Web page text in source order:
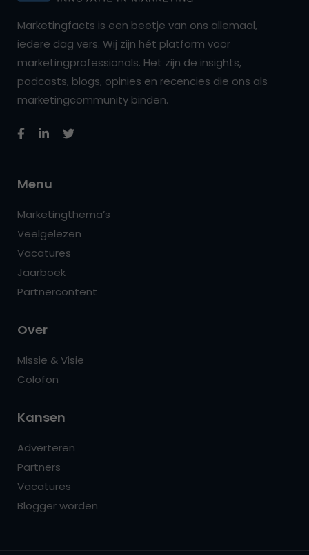
Marketingfacts is een beetje van ons allemaal,
iedere dag vers. Wij zijn hét platform voor
marketingprofessionals. Het zijn de insights,
podcasts, blogs, opinies en recencies die ons als
marketingcommunity binden.
Menu
Marketingthema’s
Veelgelezen
Vacatures
Jaarboek
Partnercontent
Over
Missie & Visie
Colofon
Kansen
Adverteren
Partners
Vacatures
Blogger worden